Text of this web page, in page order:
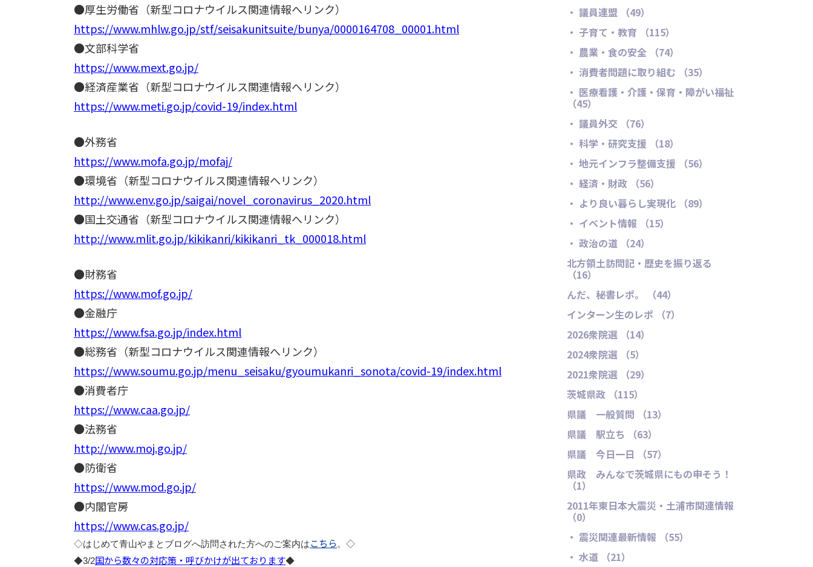
●厚生労働省（新型コロナウイルス関連情報へリンク）
https://www.mhlw.go.jp/stf/seisakunitsuite/bunya/0000164708_00001.html
●文部科学省
https://www.mext.go.jp/
●経済産業省（新型コロナウイルス関連情報へリンク）
https://www.meti.go.jp/covid-19/index.html
●外務省
https://www.mofa.go.jp/mofaj/
●環境省（新型コロナウイルス関連情報へリンク）
http://www.env.go.jp/saigai/novel_coronavirus_2020.html
●国土交通省（新型コロナウイルス関連情報へリンク）
http://www.mlit.go.jp/kikikanri/kikikanri_tk_000018.html
●財務省
https://www.mof.go.jp/
●金融庁
https://www.fsa.go.jp/index.html
●総務省（新型コロナウイルス関連情報へリンク）
https://www.soumu.go.jp/menu_seisaku/gyoumukanri_sonota/covid-19/index.html
●消費者庁
https://www.caa.go.jp/
●法務省
http://www.moj.go.jp/
●防衛省
https://www.mod.go.jp/
●内閣官房
https://www.cas.go.jp/
◇はじめて青山やまとブログへ訪問された方へのご案内はこちら 。◇
◆3/2国から数々の対応策・呼びかけが出ております◆
・ 議員連盟 （49）
・ 子育て・教育 （115）
・ 農業・食の安全 （74）
・ 消費者問題に取り組む （35）
・ 医療看護・介護・保育・障がい福祉
（45）
・ 議員外交 （76）
・ 科学・研究支援 （18）
・ 地元インフラ整備支援 （56）
・ 経済・財政 （56）
・ より良い暮らし実現化 （89）
・ イベント情報 （15）
・ 政治の道 （24）
北方領土訪問記・歴史を振り返る
（16）
んだ、秘書レポ。 （44）
インターン生のレポ （7）
2026衆院選 （14）
2024衆院選 （5）
2021衆院選 （29）
茨城県政 （115）
県議 一般質問 （13）
県議 駅立ち （63）
県議 今日一日 （57）
県政 みんなで茨城県にもの申そう！
（1）
2011年東日本大震災・土浦市関連情報
（0）
・ 震災関連最新情報 （55）
・ 水道 （21）